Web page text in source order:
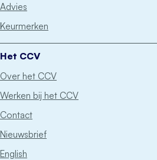
Advies
Keurmerken
Het CCV
Over het CCV
Werken bij het CCV
Contact
Nieuwsbrief
English